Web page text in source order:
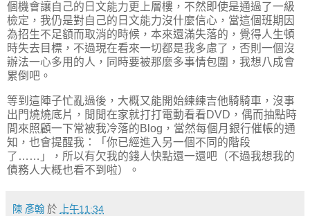
個機會讓自己的日文能力更上層樓，不然即使是通過了一級
檢定，我仍是對自己的日文能力沒什麼信心，當這個班期因
為招生不足額而取消的時候，本來還滿失落的，覺得人生頓
時失去目標，不過現在看來一切都是我多慮了，否則一個沒
辦法一心多用的人，同時要被那麼多事情包圍，我想八成會
累倒吧。
等到這陣子忙亂過後，大概又能開始練練吉他騎騎車，沒事
出門燒燒底片，閒閒在家就打打電動看看DVD，偶而抽點時
間來照顧一下常被我冷落的Blog，當然每個月銀行催帳的通
知，也會提醒我：「你已經進入另一個不同的階段
了……」，所以有欠我的錢人快點還一還吧（不過我想我的
債務人大概也看不到啦）。
陳 彥翰 於 上午11:34